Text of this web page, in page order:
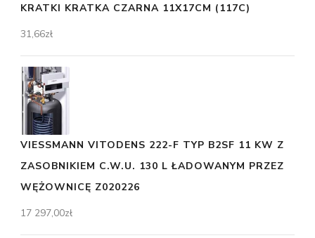
KRATKI KRATKA CZARNA 11X17CM (117C)
31,66zł
VIESSMANN VITODENS 222-F TYP B2SF 11 KW Z
ZASOBNIKIEM C.W.U. 130 L ŁADOWANYM PRZEZ
WĘŻOWNICĘ Z020226
17 297,00zł